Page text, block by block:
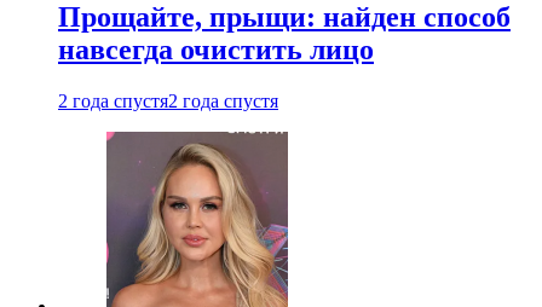
Прощайте, прыщи: найден способ
навсегда очистить лицо
2 года спустя2 года спустя